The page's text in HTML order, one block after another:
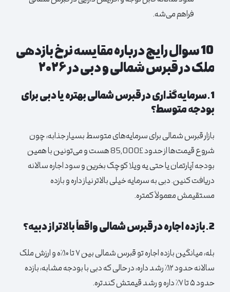
فراهم می‌شه.
10 سوال رایج درباره مقایسه نرخ بازدهی
ملک در قبرس شمالی و دبی در ۲۰۲۶
1.سرمایه‌گذاری در قبرس شمالی بهتره یا دبی برای
بودجه متوسط؟
بازار قبرس شمالی برای سرمایه‌های متوسط بسیار جذابه، چون
شروع قیمت‌ها از حدود £85,000 هست و می‌تونین با همین
بودجه آپارتمان یا حتی یه ویلا کوچک بخرین و سود اجاره سالانه
دریافت کنین. دبی به سرمایه خیلی بالاتر نیاز داره و بازده
مستقیمش معمولاً کمتره.
2.بازده اجاره در قبرس شمالی واقعاً بالاتر از دبیه؟
بله، میانگین بازده اجاره تو قبرس شمالی بین ۷ تا ۱۰٪ه و ارزش ملک
سالانه حدود ۱۲٪ رشد داره، در حالی که دبی با بودجه مشابه، بازده
حدود ۵ تا ۷٪ داره و رشد قیمتش کندتره.